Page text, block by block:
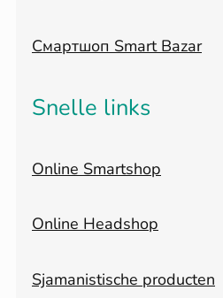
Смартшоп Smart Bazar
Snelle links
Online Smartshop
Online Headshop
Sjamanistische producten